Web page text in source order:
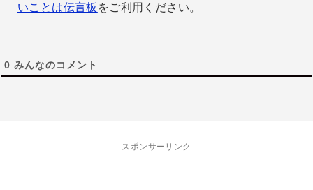
いことは伝言板 をご利用ください。
0 みんなのコメント
スポンサーリンク